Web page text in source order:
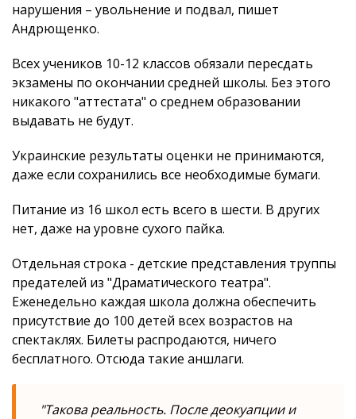
нарушения – увольнение и подвал, пишет
Андрющенко.
Всех учеников 10-12 классов обязали пересдать
экзамены по окончании средней школы. Без этого
никакого "аттестата" о среднем образовании
выдавать не будут.
Украинские результаты оценки не принимаются,
даже если сохранились все необходимые бумаги.
Питание из 16 школ есть всего в шести. В других
нет, даже на уровне сухого пайка.
Отдельная строка - детские представления труппы
предателей из "Драматического театра".
Еженедельно каждая школа должна обеспечить
присутствие до 100 детей всех возрастов на
спектаклях. Билеты распродаются, ничего
бесплатного. Отсюда такие аншлаги.
"Такова реальность. После деокуапции и